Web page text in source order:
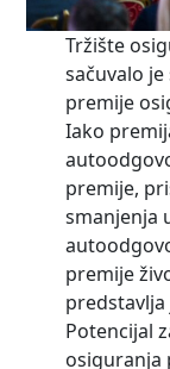
Tržište
sačuvalo
premije
Iako
premije,
smanjenja
premije
Potencijal
osiguranja